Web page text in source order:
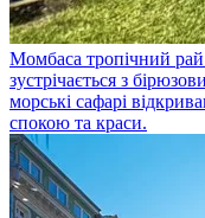
Момбаса тропічний
зустрічається з
морські сафарі
спокою та краси.